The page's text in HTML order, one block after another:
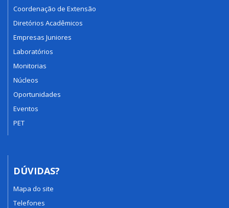
Coordenação de Extensão
Diretórios Acadêmicos
Empresas Juniores
Laboratórios
Monitorias
Núcleos
Oportunidades
Eventos
PET
DÚVIDAS?
Mapa do site
Telefones